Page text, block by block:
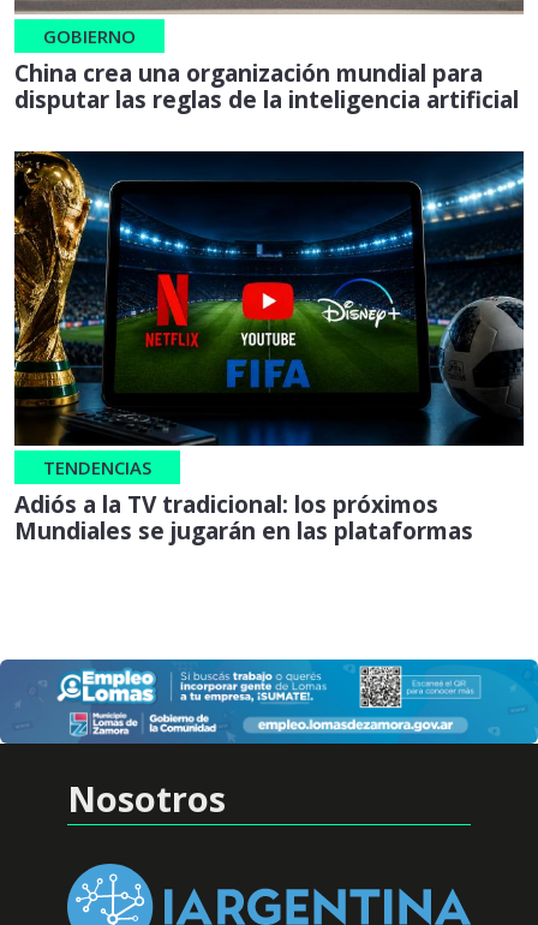
GOBIERNO
China crea una organización mundial para
disputar las reglas de la inteligencia artificial
TENDENCIAS
Adiós a la TV tradicional: los próximos
Mundiales se jugarán en las plataformas
Nosotros